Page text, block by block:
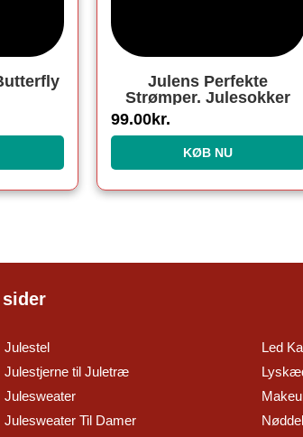
Julens Perfekte
Strømper. Julesokker
99.00kr.
KØB NU
Julestel
Julestjerne til Juletræ
Julesweater
Julesweater Til Damer
Led